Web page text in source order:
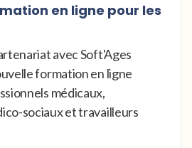
en ligne pour les
avec Soft'Ages
formation en ligne
médicaux,
sociaux et travailleurs